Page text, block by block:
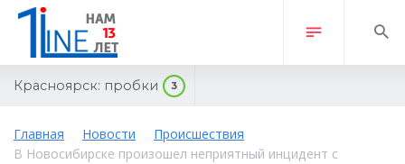
Красноярск: пробки 3
Главная Новости
Происшествия
В Новосибирске произошел неприятный инцидент с